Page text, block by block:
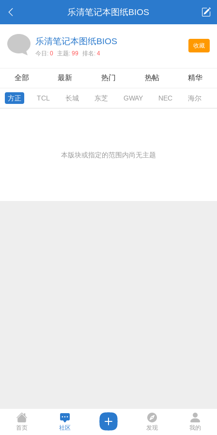
乐清笔记本图纸BIOS
收藏
乐清笔记本图纸BIOS
今日: 0 主题: 99 排名: 4
全部 最新 热门 热帖 精华
方正 TCL 长城 东芝 GWAY NEC 海尔
本版块或指定的范围内尚无主题
首页 社区 发现 我的